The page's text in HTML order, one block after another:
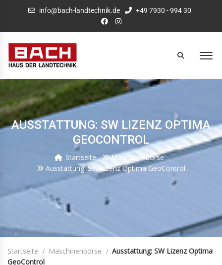
info@bach-landtechnik.de +49 7930 - 994 30
AUSSTATTUNG: SW LIZENZ OPTIMA
GEOCONTROL
Startseite
Maschinenbörse
Ausstattung: SW Lizenz Optima GeoControl
Startseite Maschinenbörse
Ausstattung: SW Lizenz Optima
GeoControl